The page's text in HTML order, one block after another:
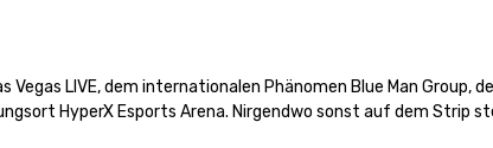
LIVE, dem internationalen Phänomen Blue Man Group,
HyperX Esports Arena. Nirgendwo sonst auf dem Strip